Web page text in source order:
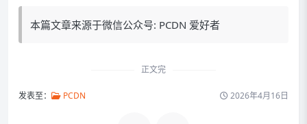
本篇文章来源于微信公众号: PCDN 爱好者
正文完
发表至： PCDN 2026年4月16日